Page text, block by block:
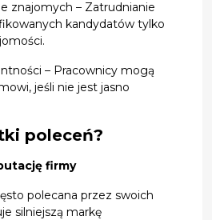
znajomych – Zatrudnianie
kandydatów tylko
– Pracownicy mogą
jeśli nie jest jasno
poleceń?
firmy
polecana przez swoich
silniejszą markę